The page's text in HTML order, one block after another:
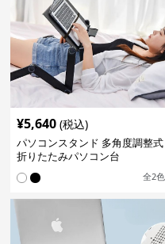
¥5,640 (税込)
パソコンスタンド 多角度調整式
折りたたみパソコン台
全2色